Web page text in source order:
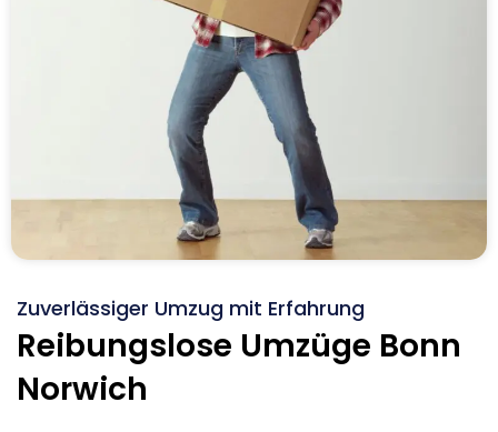
Zuverlässiger Umzug mit Erfahrung
Reibungslose Umzüge Bonn
Norwich